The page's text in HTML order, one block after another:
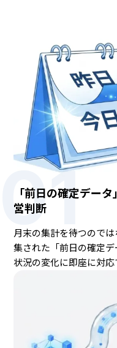
「前日の確定デー
営判断
月末の集計を待つので
集された「前日の確定デ
状況の変化に即座に対応